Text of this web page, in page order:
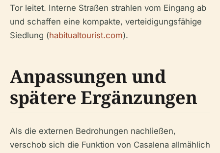
Tor leitet. Interne Straßen strahlen vom Eingang ab
und schaffen eine kompakte, verteidigungsfähige
Siedlung (habitualtourist.com).
Anpassungen und
spätere Ergänzungen
Als die externen Bedrohungen nachließen,
verschob sich die Funktion von Casalena allmählich